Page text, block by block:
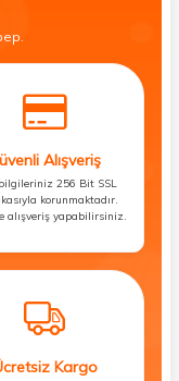
Alışveriş
256 Bit SSL
korunmaktadır.
alışveriş yapabilirsiniz.
Kargo